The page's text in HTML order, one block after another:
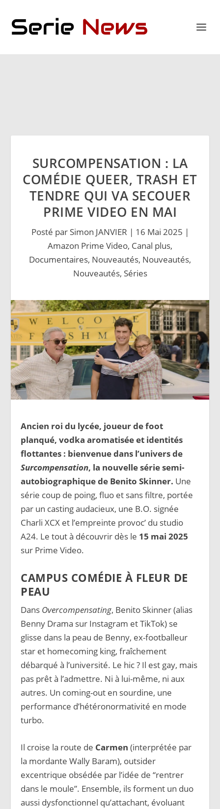
SURCOMPENSATION : LA
COMÉDIE QUEER, TRASH ET
TENDRE QUI VA SECOUER
PRIME VIDEO EN MAI
Posté par Simon JANVIER | 16 Mai 2025 |
Amazon Prime Video, Canal plus,
Documentaires, Nouveautés, Nouveautés,
Nouveautés, Séries
Ancien roi du lycée, joueur de foot
planqué, vodka aromatisée et identités
flottantes : bienvenue dans l’univers de
Surcompensation, la nouvelle série semi-
autobiographique de Benito Skinner. Une
série coup de poing, fluo et sans filtre, portée
par un casting audacieux, une B.O. signée
Charli XCX et l’empreinte provoc’ du studio
A24. Le tout à découvrir dès le 15 mai 2025
sur Prime Video.
CAMPUS COMÉDIE À FLEUR DE
PEAU
Dans Overcompensating, Benito Skinner (alias
Benny Drama sur Instagram et TikTok) se
glisse dans la peau de Benny, ex-footballeur
star et homecoming king, fraîchement
débarqué à l’université. Le hic ? Il est gay, mais
pas prêt à l’admettre. Ni à lui-même, ni aux
autres. Un coming-out en sourdine, une
performance d’hétéronormativité en mode
turbo.
Il croise la route de Carmen (interprétée par
la mordante Wally Baram), outsider
excentrique obsédée par l’idée de “rentrer
dans le moule”. Ensemble, ils forment un duo
aussi dysfonctionnel qu’attachant, évoluant